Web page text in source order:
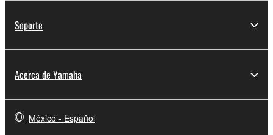
Soporte
Acerca de Yamaha
México - Español